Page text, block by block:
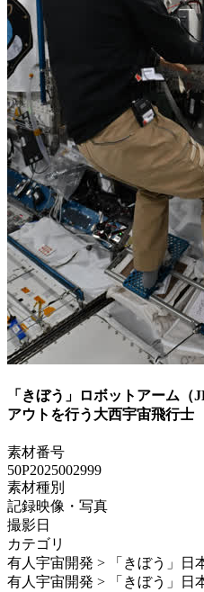
「きぼう」ロボットアーム
アウトを行う大西宇宙飛行士
素材番号
50P2025002999
素材種別
記録映像・写真
撮影日
カテゴリ
有人宇宙開発 > 「きぼう」日
有人宇宙開発 > 「きぼう」日